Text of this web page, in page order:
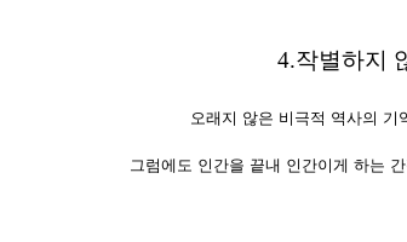
4.작별하지
오래지 않은 비극적 역사의 기
그럼에도 인간을 끝내 인간이게 하는